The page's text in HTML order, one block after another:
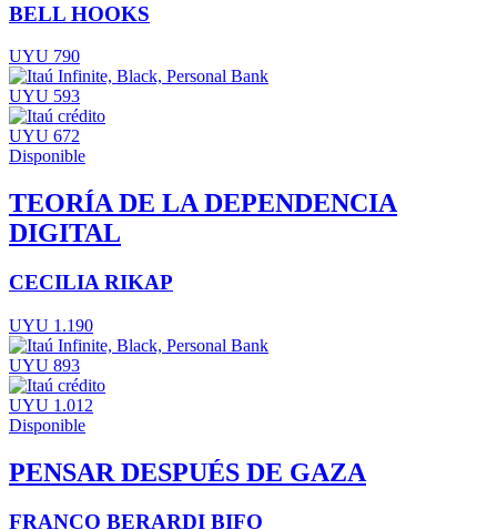
BELL HOOKS
UYU 790
UYU 593
UYU 672
Disponible
TEORÍA DE LA DEPENDENCIA
DIGITAL
CECILIA RIKAP
UYU 1.190
UYU 893
UYU 1.012
Disponible
PENSAR DESPUÉS DE GAZA
FRANCO BERARDI BIFO